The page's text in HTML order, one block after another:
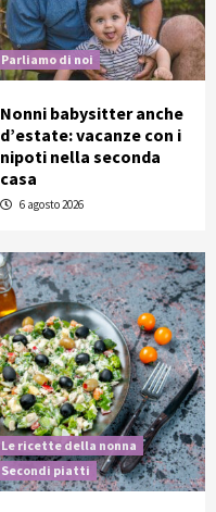
Parliamo di noi
Nonni babysitter anche
d’estate: vacanze con i
nipoti nella seconda
casa
6 agosto 2026
Le ricette della nonna
Secondi piatti